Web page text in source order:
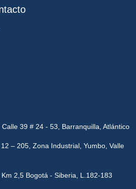
39 # 24 - 53, Barranquilla, Atlántico
– 205, Zona Industrial, Yumbo, Valle
2,5 Bogotá - Siberia, L.182-183